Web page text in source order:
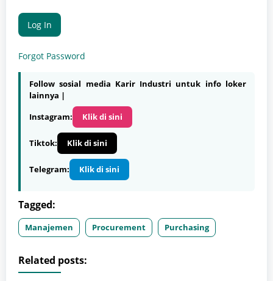
Forgot Password
Follow sosial media Karir Industri untuk info loker
lainnya |
Instagram:
Klik di sini
Tiktok: Klik di sini
Telegram: Klik di sini
Tagged:
Manajemen Procurement Purchasing
Related posts: